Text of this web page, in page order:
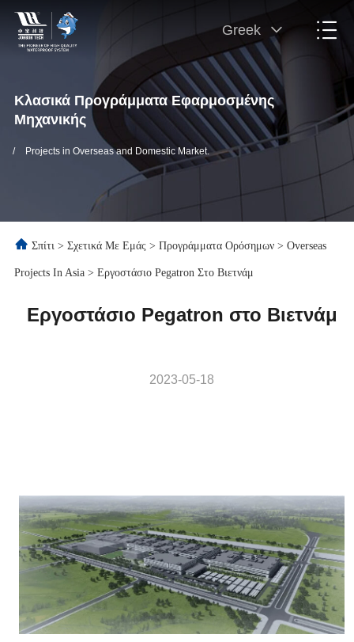
Greek
Κλασικά Προγράμματα Εφαρμοσμένης
Μηχανικής
/ Projects in Overseas and Domestic Market.
Σπίτι > Σχετικά Με Εμάς > Προγράμματα Ορόσημων > Overseas
Projects In Asia > Εργοστάσιο Pegatron Στο Βιετνάμ
Εργοστάσιο Pegatron στο Βιετνάμ
2023-05-18